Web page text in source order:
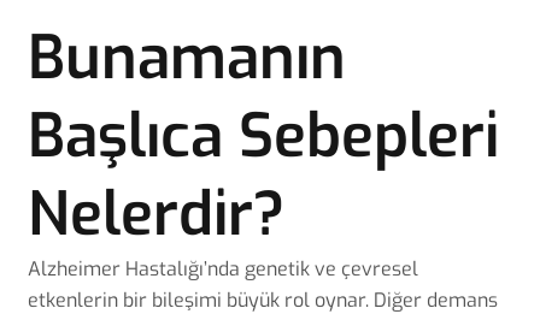
Bunamanın
Başlıca Sebepleri
Nelerdir?
Alzheimer Hastalığı’nda genetik ve çevresel
etkenlerin bir bileşimi büyük rol oynar. Diğer demans